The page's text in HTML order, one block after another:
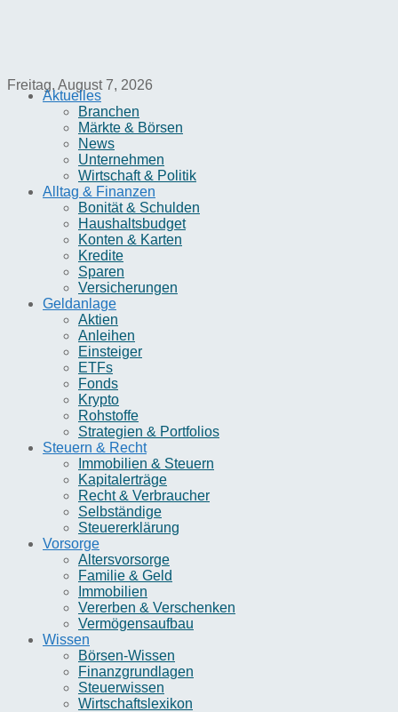
Freitag, August 7, 2026
Aktuelles
Branchen
Märkte & Börsen
News
Unternehmen
Wirtschaft & Politik
Alltag & Finanzen
Bonität & Schulden
Haushaltsbudget
Konten & Karten
Kredite
Sparen
Versicherungen
Geldanlage
Aktien
Anleihen
Einsteiger
ETFs
Fonds
Krypto
Rohstoffe
Strategien & Portfolios
Steuern & Recht
Immobilien & Steuern
Kapitalerträge
Recht & Verbraucher
Selbständige
Steuererklärung
Vorsorge
Altersvorsorge
Familie & Geld
Immobilien
Vererben & Verschenken
Vermögensaufbau
Wissen
Börsen-Wissen
Finanzgrundlagen
Steuerwissen
Wirtschaftslexikon